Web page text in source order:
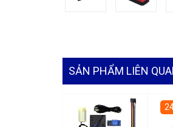
SẢN PHẨM LIÊN